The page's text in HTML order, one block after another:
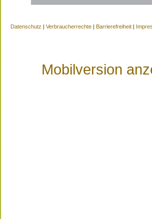
Datenschutz | Verbraucherrechte | Barrierefreiheit |
Mobilversion